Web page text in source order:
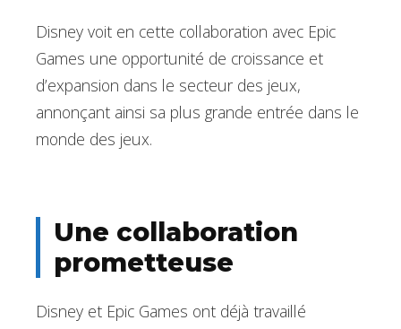
Disney voit en cette collaboration avec Epic
Games une opportunité de croissance et
d’expansion dans le secteur des jeux,
annonçant ainsi sa plus grande entrée dans le
monde des jeux.
Une collaboration
prometteuse
Disney et Epic Games ont déjà travaillé